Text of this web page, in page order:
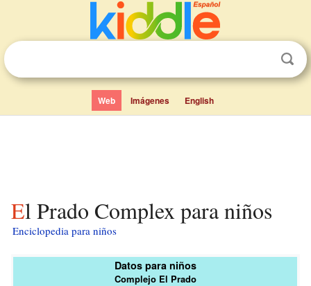
Web Imágenes English
El Prado Complex para niños
Enciclopedia para niños
Datos para niños
Complejo El Prado